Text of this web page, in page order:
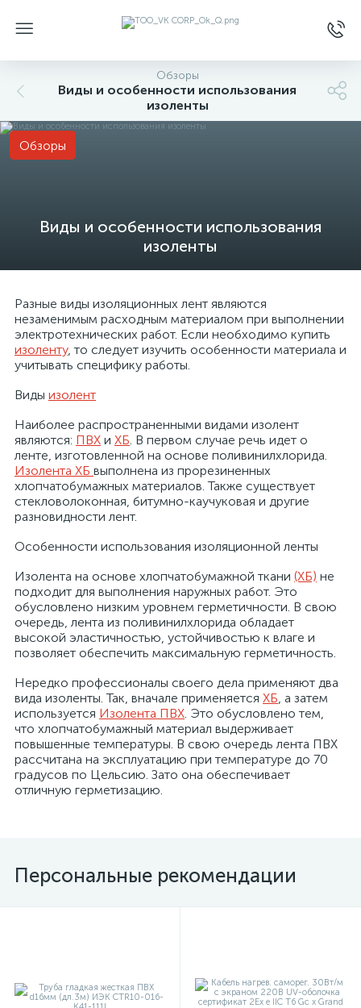
Обзоры
Виды и особенности использования
изоленты
Виды и особенности использования
изоленты
Обзоры
Разные виды изоляционных лент являются
незаменимым расходным материалом при выполнении
электротехнических работ. Если необходимо купить
изоленту, то следует изучить особенности материала и
учитывать специфику работы.
Виды изолент
Наиболее распространенными видами изолент
являются: ПВХ и ХБ. В первом случае речь идет о
ленте, изготовленной на основе поливинилхлорида.
Изолента ХБ выполнена из прорезиненных
хлопчатобумажных материалов. Также существует
стекловолоконная, битумно-каучуковая и другие
разновидности лент.
Особенности использования изоляционной ленты
Изолента на основе хлопчатобумажной ткани (ХБ) не
подходит для выполнения наружных работ. Это
обусловлено низким уровнем герметичности. В свою
очередь, лента из поливинилхлорида обладает
высокой эластичностью, устойчивостью к влаге и
позволяет обеспечить максимальную герметичность.
Нередко профессионалы своего дела применяют два
вида изоленты. Так, вначале применяется ХБ, а затем
используется Изолента ПВХ. Это обусловлено тем,
что хлопчатобумажный материал выдерживает
повышенные температуры. В свою очередь лента ПВХ
рассчитана на эксплуатацию при температуре до 70
градусов по Цельсию. Зато она обеспечивает
отличную герметизацию.
Персональные рекомендации